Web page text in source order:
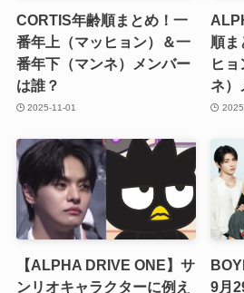
CORTIS年齢順まとめ！一
番年上（マッヒョン）＆一
番年下（マンネ）メンバー
は誰？
2025-11-01
順ま
ヒ
ネ）
【ALPHA DRIVE ONE】サ
ンリオキャラクターに例え
9月